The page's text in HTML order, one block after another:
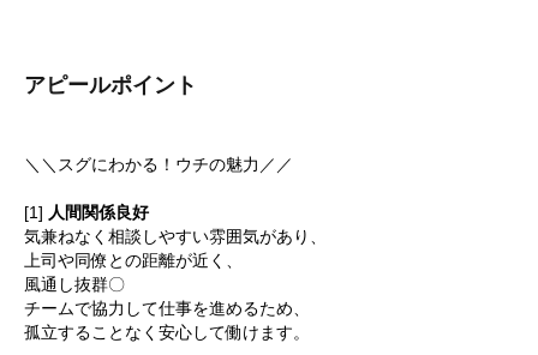
アピールポイント
＼＼スグにわかる！ウチの魅力／／
[1] 人間関係良好
気兼ねなく相談しやすい雰囲気があり、
上司や同僚との距離が近く、
風通し抜群〇
チームで協力して仕事を進めるため、
孤立することなく安心して働けます。